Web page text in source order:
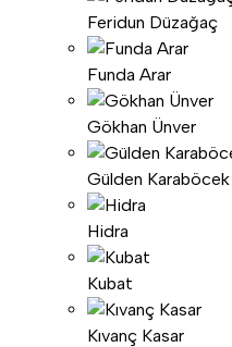
Feridun Düzağaç
Funda Arar
Gökhan Ünver
Gülden Karaböcek
Hidra
Kubat
Kıvanç Kasar